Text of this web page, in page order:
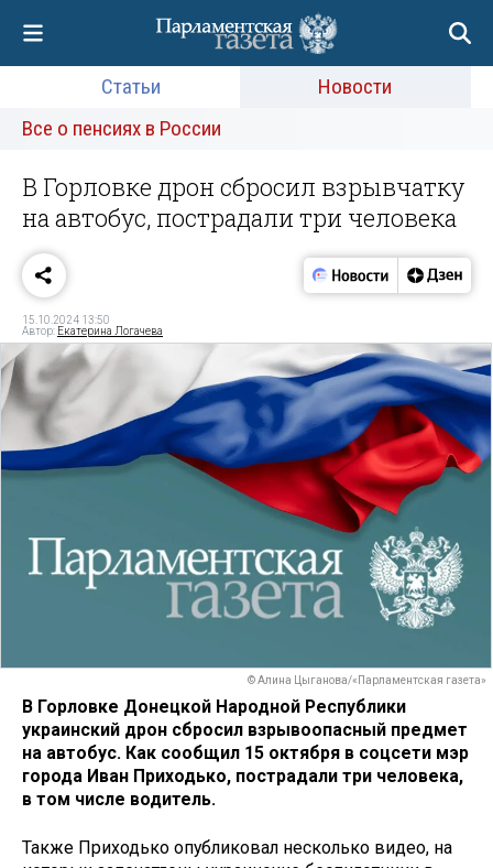
Статьи
Новости
Все о пенсиях в России
В Горловке дрон сбросил взрывчатку
на автобус, пострадали три человека
15.10.2024 13:50
Автор: Екатерина Логачева
© Алина Цыганова/«Парламентская газета»
В Горловке Донецкой Народной Республики
украинский дрон сбросил взрывоопасный предмет
на автобус. Как сообщил 15 октября в соцсети мэр
города Иван Приходько, пострадали три человека,
в том числе водитель.
Также Приходько опубликовал несколько видео, на